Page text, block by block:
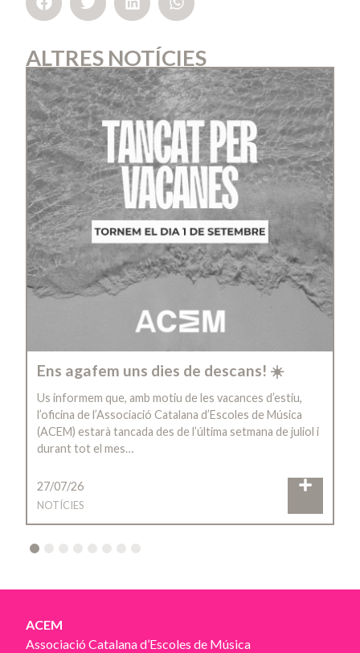
ALTRES NOTÍCIES
Ens agafem uns dies de descans! ☀️
Us informem que, amb motiu de les vacances d’estiu,
l’oficina de l’Associació Catalana d’Escoles de Música
(ACEM) estarà tancada des de l’última setmana de juliol i
durant tot el mes…
27/07/26
NOTÍCIES
4 5 6 7 8
ACEM
Associació Catalana d’Escoles de Música